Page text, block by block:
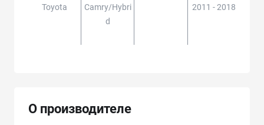
Toyota
Camry/hybri
D
2011 - 2018
О производителе